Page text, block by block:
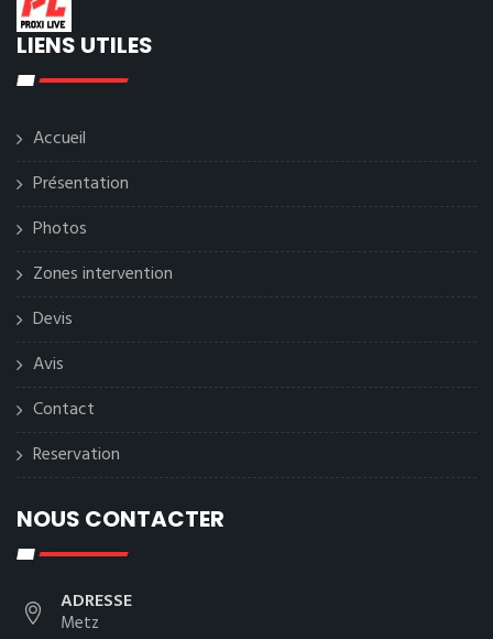
LIENS UTILES
Accueil
Présentation
Photos
Zones intervention
Devis
Avis
Contact
Reservation
NOUS CONTACTER
ADRESSE
Metz